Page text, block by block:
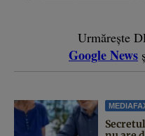
Urmărește
Google News